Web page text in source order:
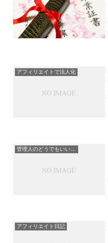
アフィリエイトで法人化
管理人のどうでもいい日記
アフィリエイト日記